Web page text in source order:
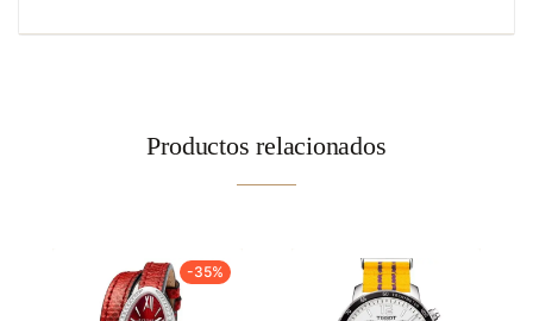
Productos relacionados
-35%